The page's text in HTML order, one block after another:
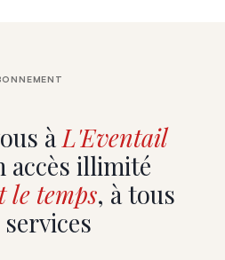
àL'Eventail
accès illimité
le temps, à tous